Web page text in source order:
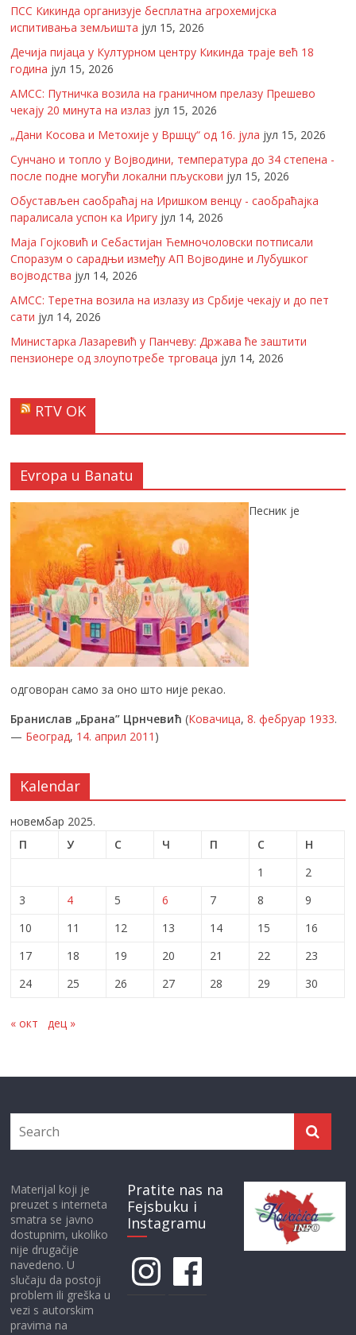
ПСС Кикинда организује бесплатна агрохемијска
испитивања земљишта јул 15, 2026
Дечија пијаца у Културном центру Кикинда траје већ 18
година јул 15, 2026
АМСС: Путничка возила на граничном прелазу Прешево
чекају 20 минута на излаз јул 15, 2026
„Дани Косова и Метохије у Вршцу“ од 16. јула јул 15, 2026
Сунчано и топло у Војводини, температура до 34 степена -
после подне могући локални пљускови јул 15, 2026
Обустављен саобраћај на Иришком венцу - саобраћајка
паралисала успон ка Иригу јул 14, 2026
Маја Гојковић и Себастијан Ћемночоловски потписали
Споразум о сарадњи између АП Војводине и Лубушког
војводства јул 14, 2026
АМСС: Теретна возила на излазу из Србије чекају и до пет
сати јул 14, 2026
Министарка Лазаревић у Панчеву: Држава ће заштити
пензионере од злоупотребе трговаца јул 14, 2026
RTV OK
Evropa u Banatu
Песник је
одговоран само за оно што није рекао.
Бранислав „Брана” Црнчевић (Ковачица,8. фебруар 1933.
— Београд, 14. април 2011 )
Kalendar
новембар 2025.
П
У С Ч П С
Н
1
2
3
4 5 6 7 8
9
10
11 12 13 14 15
16
17
18 19 20 21 22
23
24
25 26 27 28 29 30
« окт дец »
Materijal koji je
preuzet s interneta
smatra se javno
dostupnim, ukoliko
nije drugačije
navedeno. U
slučaju da postoji
problem ili greška u
vezi s autorskim
pravima na
Pratite nas na
Fejsbuku i
Instagramu
InstagramFacebook